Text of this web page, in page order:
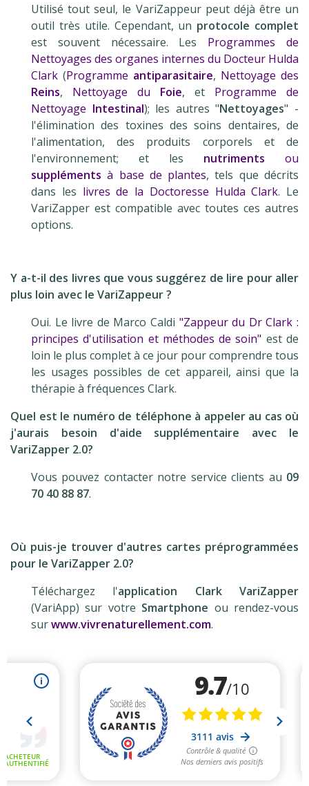
Utilisé tout seul, le VariZappeur peut déjà être un
outil très utile. Cependant, un protocole complet
est souvent nécessaire. Les Programmes de
Nettoyages des organes internes du Docteur Hulda
Clark (Programme antiparasitaire, Nettoyage des
Reins, Nettoyage du Foie, et Programme de
Nettoyage Intestinal); les autres "Nettoyages" -
l'élimination des toxines des soins dentaires, de
l'alimentation, des produits corporels et de
l'environnement; et les nutriments ou
suppléments à base de plantes, tels que décrits
dans les livres de la Doctoresse Hulda Clark. Le
VariZapper est compatible avec toutes ces autres
options.
Y a-t-il des livres que vous suggérez de lire pour aller
plus loin avec le VariZappeur ?
Oui. Le livre de Marco Caldi "Zappeur du Dr Clark :
principes d'utilisation et méthodes de soin" est de
loin le plus complet à ce jour pour comprendre tous
les usages possibles de cet appareil, ainsi que la
thérapie à fréquences Clark.
Quel est le numéro de téléphone à appeler au cas où
j'aurais besoin d'aide supplémentaire avec le
VariZapper 2.0?
Vous pouvez contacter notre service clients au 09
70 40 88 87.
Où puis-je trouver d'autres cartes préprogrammées
pour le VariZapper 2.0?
Téléchargez l'application
Clark VariZapper
(VariApp) sur votre Smartphone ou rendez-vous
surwww.vivrenaturellement.com.